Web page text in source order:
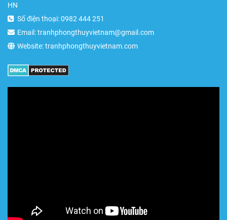
HN
Số điện thoại: 0982 444 251
Email: tranhphongthuyvietnam@gmail.com
Website: tranhphongthuyvietnam.com